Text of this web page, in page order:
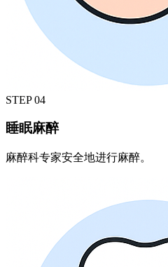
STEP04
睡眠麻醉
麻醉科专家安全地进行麻醉。